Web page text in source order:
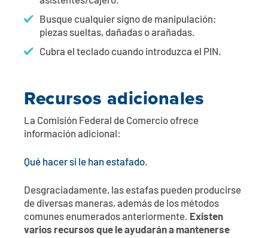
Busque cualquier signo de manipulación:
piezas sueltas, dañadas o arañadas.
Cubra el teclado cuando introduzca el PIN.
Recursos adicionales
La Comisión Federal de Comercio ofrece
información adicional:
Qué hacer si le han estafado.
Desgraciadamente, las estafas pueden producirse
de diversas maneras, además de los métodos
comunes enumerados anteriormente. Existen
varios recursos que le ayudarán a mantenerse